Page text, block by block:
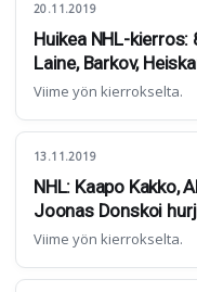
20.11.2019
Huikea NHL-
Laine, Barkov,
Viime yön kierrokselta.
13.11.2019
NHL: Kaapo Kakko,
Joonas Donskoi
Viime yön kierrokselta.